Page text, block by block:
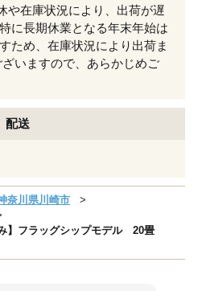
や在庫状況により、出荷が遅
に長期休業となる年末年始は
ため、在庫状況により出荷ま
いますので、あらかじめご
配送
奈川県川崎市
】フラッグシップモデル 20畳